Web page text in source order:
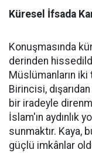
Küresel İfsada
Konuşmasında
derinden
Müslümanların
Birincisi,
bir iradeyle
İslam'ın aydınlık
sunmaktır. Kaya,
güçlü imkânlar